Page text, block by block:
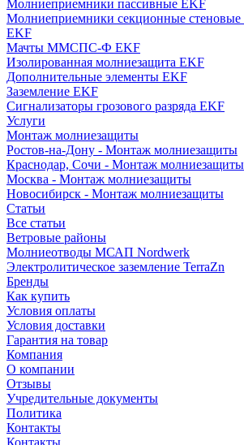
Молниеприемники пассивные EKF
Молниеприемники секционные
EKF
Мачты ММСПС-Ф EKF
Изолированная молниезащита EKF
Дополнительные элементы EKF
Заземление EKF
Сигнализаторы грозового разряда EKF
Услуги
Монтаж молниезащиты
Ростов-на-Дону - Монтаж молниезащиты
Краснодар, Сочи - Монтаж молниезащиты
Москва - Монтаж молниезащиты
Новосибирск - Монтаж молниезащиты
Статьи
Все статьи
Ветровые районы
Молниеотводы МСАП Nordwerk
Электролитическое заземление TerraZn
Бренды
Как купить
Условия оплаты
Условия доставки
Гарантия на товар
Компания
О компании
Отзывы
Учредительные документы
Политика
Контакты
Контакты